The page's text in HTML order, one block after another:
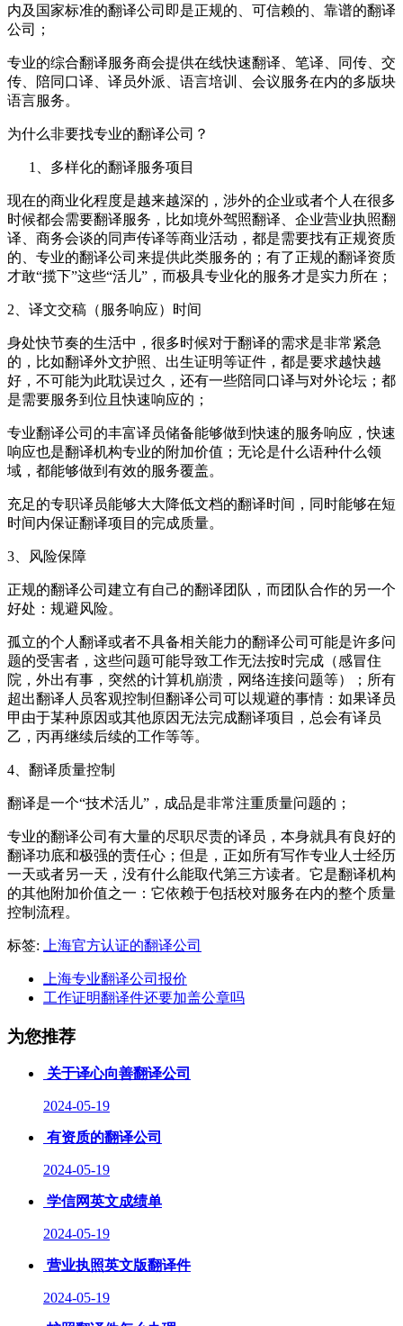
内及国家标准的翻译公司即是正规的、可信赖的、靠谱的翻译
公司；
专业的综合翻译服务商会提供在线快速翻译、笔译、同传、交
传、陪同口译、译员外派、语言培训、会议服务在内的多版块
语言服务。
为什么非要找专业的翻译公司？
1、 多样化的翻译服务项目
现在的商业化程度是越来越深的，涉外的企业或者个人在很多
时候都会需要翻译服务，比如境外驾照翻译、企业营业执照翻
译、商务会谈的同声传译等商业活动，都是需要找有正规资质
的、专业的翻译公司来提供此类服务的；有了正规的翻译资质
才敢“揽下”这些“活儿”，而极具专业化的服务才是实力所在；
2 、译文交稿（服务响应）时间
身处快节奏的生活中，很多时候对于翻译的需求是非常紧急
的，比如翻译外文护照、出生证明等证件，都是要求越快越
好，不可能为此耽误过久，还有一些陪同口译与对外论坛；都
是需要服务到位且快速响应的；
专业翻译公司的丰富译员储备能够做到快速的服务响应，快速
响应也是翻译机构专业的附加价值；无论是什么语种什么领
域，都能够做到有效的服务覆盖。
充足的专职译员能够大大降低文档的翻译时间，同时能够在短
时间内保证翻译项目的完成质量。
3 、风险保障
正规的翻译公司建立有自己的翻译团队，而团队合作的另一个
好处：规避风险。
孤立的个人翻译或者不具备相关能力的翻译公司可能是许多问
题的受害者，这些问题可能导致工作无法按时完成（感冒住
院，外出有事，突然的计算机崩溃，网络连接问题等）；所有
超出翻译人员客观控制但翻译公司可以规避的事情：如果译员
甲由于某种原因或其他原因无法完成翻译项目，总会有译员
乙，丙再继续后续的工作等等。
4 、翻译质量控制
翻译是一个“技术活儿”，成品是非常注重质量问题的；
专业的翻译公司有大量的尽职尽责的译员，本身就具有良好的
翻译功底和极强的责任心；但是，正如所有写作专业人士经历
一天或者另一天，没有什么能取代第三方读者。它是翻译机构
的其他附加价值之一：它依赖于包括校对服务在内的整个质量
控制流程。
标签: 上海官方认证的翻译公司
上海专业翻译公司报价
工作证明翻译件还要加盖公章吗
为您推荐
关于译心向善翻译公司
2024-05-19
有资质的翻译公司
2024-05-19
学信网英文成绩单
2024-05-19
营业执照英文版翻译件
2024-05-19